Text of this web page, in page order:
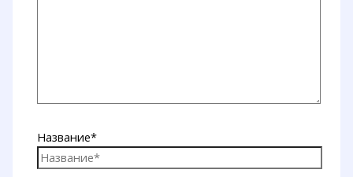
Название*